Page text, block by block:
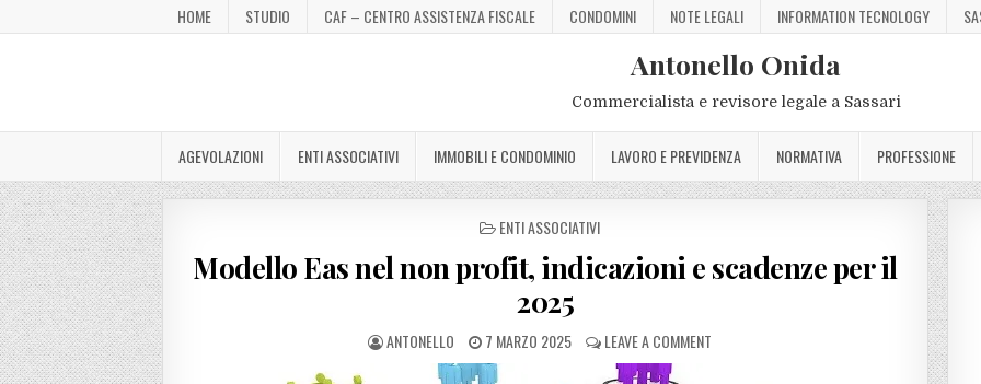
HOME STUDIO CAF – CENTRO ASSISTENZA FISCALE CONDOMINI NOTE LEGALI INFORMATION TECNOLOGY
Antonello Onida
Commercialista e revisore legale a Sassari
AGEVOLAZIONI ENTI ASSOCIATIVI IMMOBILI E CONDOMINIO LAVORO E PREVIDENZA NORMATIVA PROFESSIONE
POSTED
ENTI ASSOCIATIVI
Modello Eas nel non profit, indicazioni e scadenze per il
2025
ANTONELLO 7 MARZO 2025 LEAVE A COMMENT